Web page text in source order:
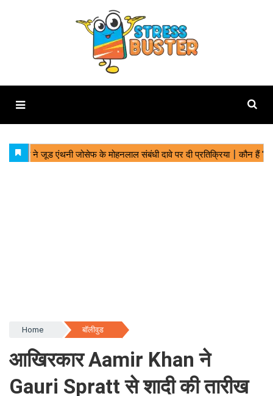
Home बॉलीवुड
आखिरकार Aamir Khan ने
Gauri Spratt से शादी की तारीख